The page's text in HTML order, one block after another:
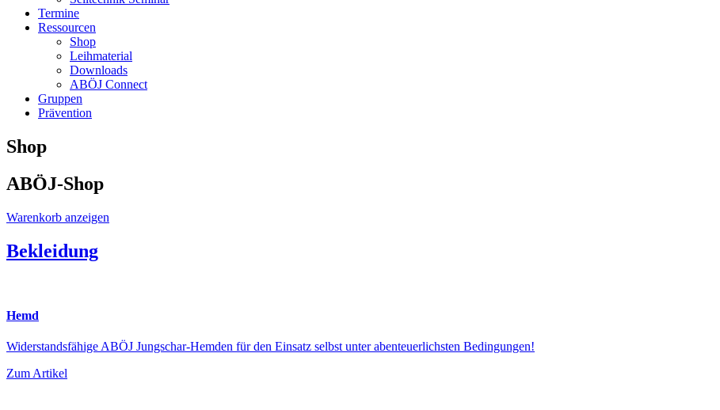
Termine
Ressourcen
Shop
Leihmaterial
Downloads
ABÖJ Connect
Gruppen
Prävention
Shop
ABÖJ-Shop
Warenkorb anzeigen
Bekleidung
Hemd
Widerstandsfähige ABÖJ Jungschar-Hemden für den Einsatz selbst unter abenteuerlichsten Bedingungen!
Zum Artikel